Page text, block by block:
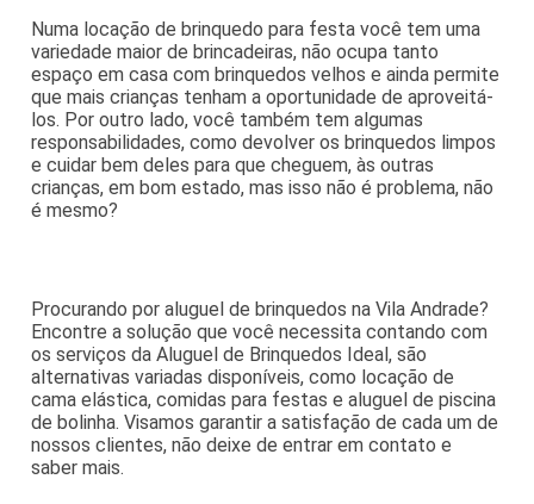
Numa locação de brinquedo para festa você tem uma
variedade maior de brincadeiras, não ocupa tanto
espaço em casa com brinquedos velhos e ainda permite
que mais crianças tenham a oportunidade de aproveitá-
los. Por outro lado, você também tem algumas
responsabilidades, como devolver os brinquedos limpos
e cuidar bem deles para que cheguem, às outras
crianças, em bom estado, mas isso não é problema, não
é mesmo?
Procurando por aluguel de brinquedos na Vila Andrade?
Encontre a solução que você necessita contando com
os serviços da Aluguel de Brinquedos Ideal, são
alternativas variadas disponíveis, como locação de
cama elástica, comidas para festas e aluguel de piscina
de bolinha. Visamos garantir a satisfação de cada um de
nossos clientes, não deixe de entrar em contato e
saber mais.